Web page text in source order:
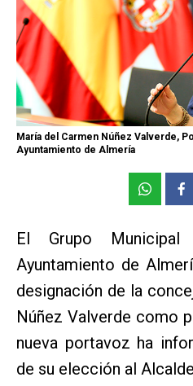
María del Carmen Núñez Valverde,
Ayuntamiento de Almería
El Grupo
Ayuntamiento de
designación de la
Núñez Valverde como
nueva portavoz ha
de su elección al